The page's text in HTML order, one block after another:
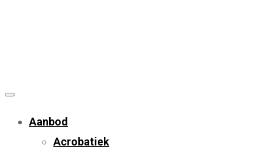
Aanbod
Acrobatiek